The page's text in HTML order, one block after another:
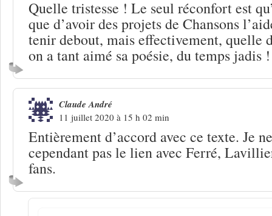
Quelle tristesse ! Le seul réconfort est
que d’avoir des projets de Chansons
tenir debout, mais effectivement, quelle
on a tant aimé sa poésie, du temps jadis !
Claude André
11 juillet 2020 à 15 h 02 min
Entièrement d’accord avec ce texte. Je
cependant pas le lien avec Ferré,
fans.